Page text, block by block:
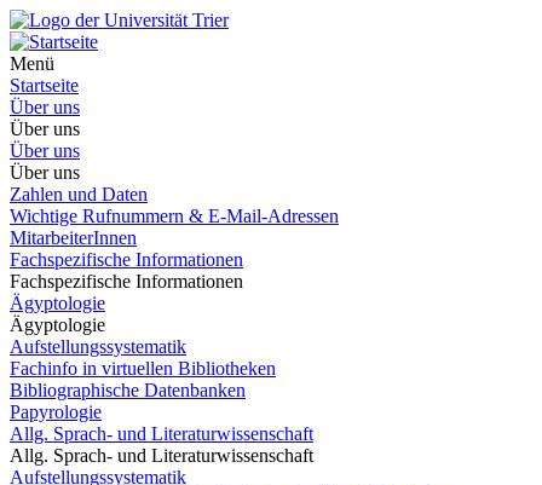
Menü
Startseite
Über uns
Über uns
Über uns
Über uns
Zahlen und Daten
Wichtige Rufnummern & E-Mail-Adressen
MitarbeiterInnen
Fachspezifische Informationen
Fachspezifische Informationen
Ägyptologie
Ägyptologie
Aufstellungssystematik
Fachinfo in virtuellen Bibliotheken
Bibliographische Datenbanken
Papyrologie
Allg. Sprach- und Literaturwissenschaft
Allg. Sprach- und Literaturwissenschaft
Aufstellungssystematik